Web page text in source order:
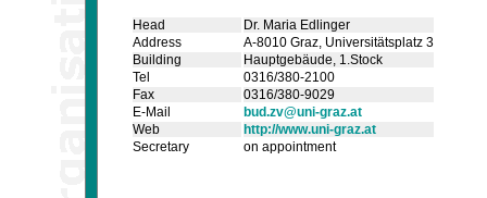
Head
Dr. Maria Edlinger
Address
A-8010 Graz, Universitätsplatz 3
Building
Hauptgebäude, 1.Stock
Tel
0316/380-2100
Fax
0316/380-9029
E-Mail
bud.zv@uni-graz.at
Web
http://www.uni-graz.at
Secretary
on appointment